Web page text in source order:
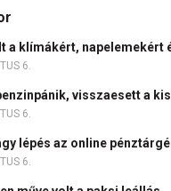
a klímákért,
6.
visszaesett a
6.
lépés az online
6.